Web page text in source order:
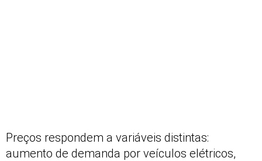
Preços respondem a variáveis distintas:
aumento de demanda por veículos elétricos,